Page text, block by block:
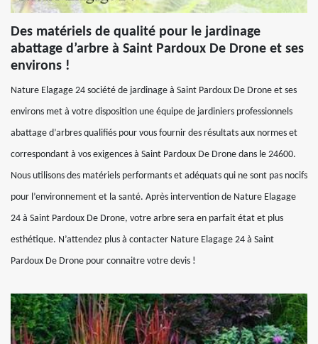
Des matériels de qualité pour le jardinage
abattage d’arbre à Saint Pardoux De Drone et ses
environs !
Nature Elagage 24 société de jardinage à Saint Pardoux De Drone et ses
environs met à votre disposition une équipe de jardiniers professionnels
abattage d’arbres qualifiés pour vous fournir des résultats aux normes et
correspondant à vos exigences à Saint Pardoux De Drone dans le 24600.
Nous utilisons des matériels performants et adéquats qui ne sont pas nocifs
pour l’environnement et la santé. Après intervention de Nature Elagage
24 à Saint Pardoux De Drone, votre arbre sera en parfait état et plus
esthétique. N’attendez plus à contacter Nature Elagage 24 à Saint
Pardoux De Drone pour connaitre votre devis !